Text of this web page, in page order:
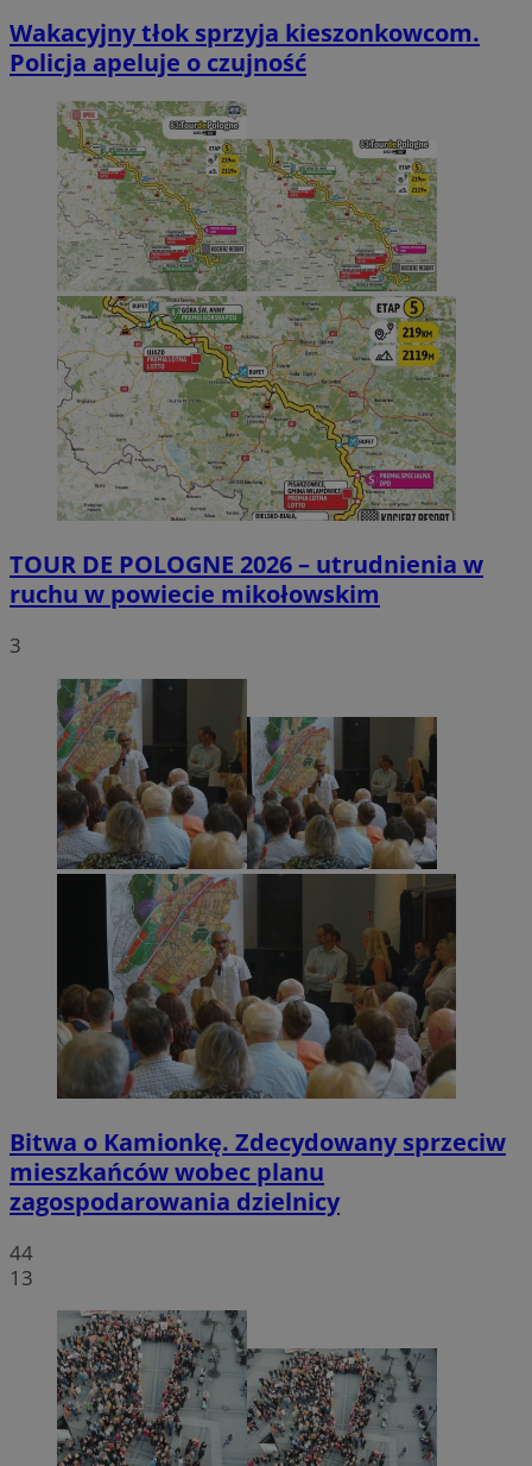
Wakacyjny tłok sprzyja kieszonkowcom.
Policja apeluje o czujność
TOUR DE POLOGNE 2026 – utrudnienia w
ruchu w powiecie mikołowskim
3
Bitwa o Kamionkę. Zdecydowany sprzeciw
mieszkańców wobec planu
zagospodarowania dzielnicy
44
13